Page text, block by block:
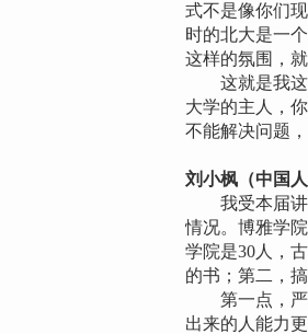
式不是像你们
时的北大是一
这样的氛围，
这就是我这
大学的主人，
不能解决问题
刘小枫（中国
我受本届讲
情况。博雅学
学院是30人，
的书；第二，
第一点，严
出来的人能力